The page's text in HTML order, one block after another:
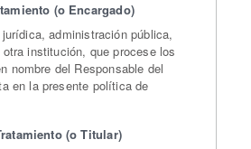
(o Encargado)
administración pública,
institución, que procese los
nombre del Responsable del
en la presente política de
(o Titular)